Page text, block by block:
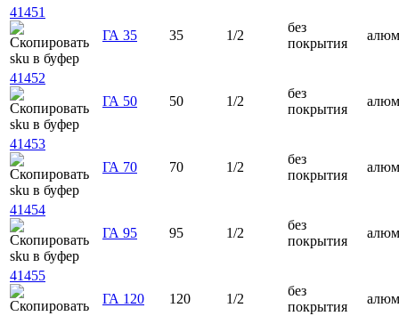
41451
ГА 35
35 1/2
без
покрытия
41452
ГА 50
50 1/2
без
покрытия
41453
ГА 70
70 1/2
без
покрытия
41454
ГА 95
95 1/2
без
покрытия
41455
ГА 120
120 1/2
без
покрытия